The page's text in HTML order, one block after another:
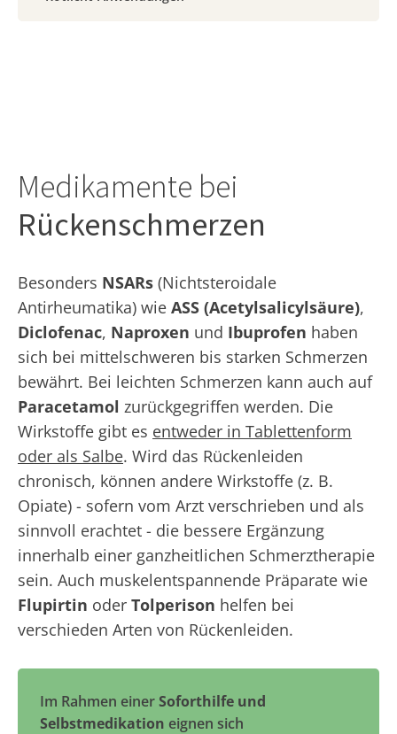
Medikamente bei
Rückenschmerzen
Besonders NSARs (Nichtsteroidale
Antirheumatika) wie ASS (Acetylsalicylsäure),
Diclofenac, Naproxen und Ibuprofen haben
sich bei mittelschweren bis starken Schmerzen
bewährt. Bei leichten Schmerzen kann auch auf
Paracetamol zurückgegriffen werden. Die
Wirkstoffe gibt es entweder in Tablettenform
oder als Salbe. Wird das Rückenleiden
chronisch, können andere Wirkstoffe (z. B.
Opiate) - sofern vom Arzt verschrieben und als
sinnvoll erachtet - die bessere Ergänzung
innerhalb einer ganzheitlichen Schmerztherapie
sein. Auch muskelentspannende Präparate wie
Flupirtin oder Tolperison helfen bei
verschieden Arten von Rückenleiden.
Im Rahmen einerSoforthilfe und
Selbstmedikation eignen sich